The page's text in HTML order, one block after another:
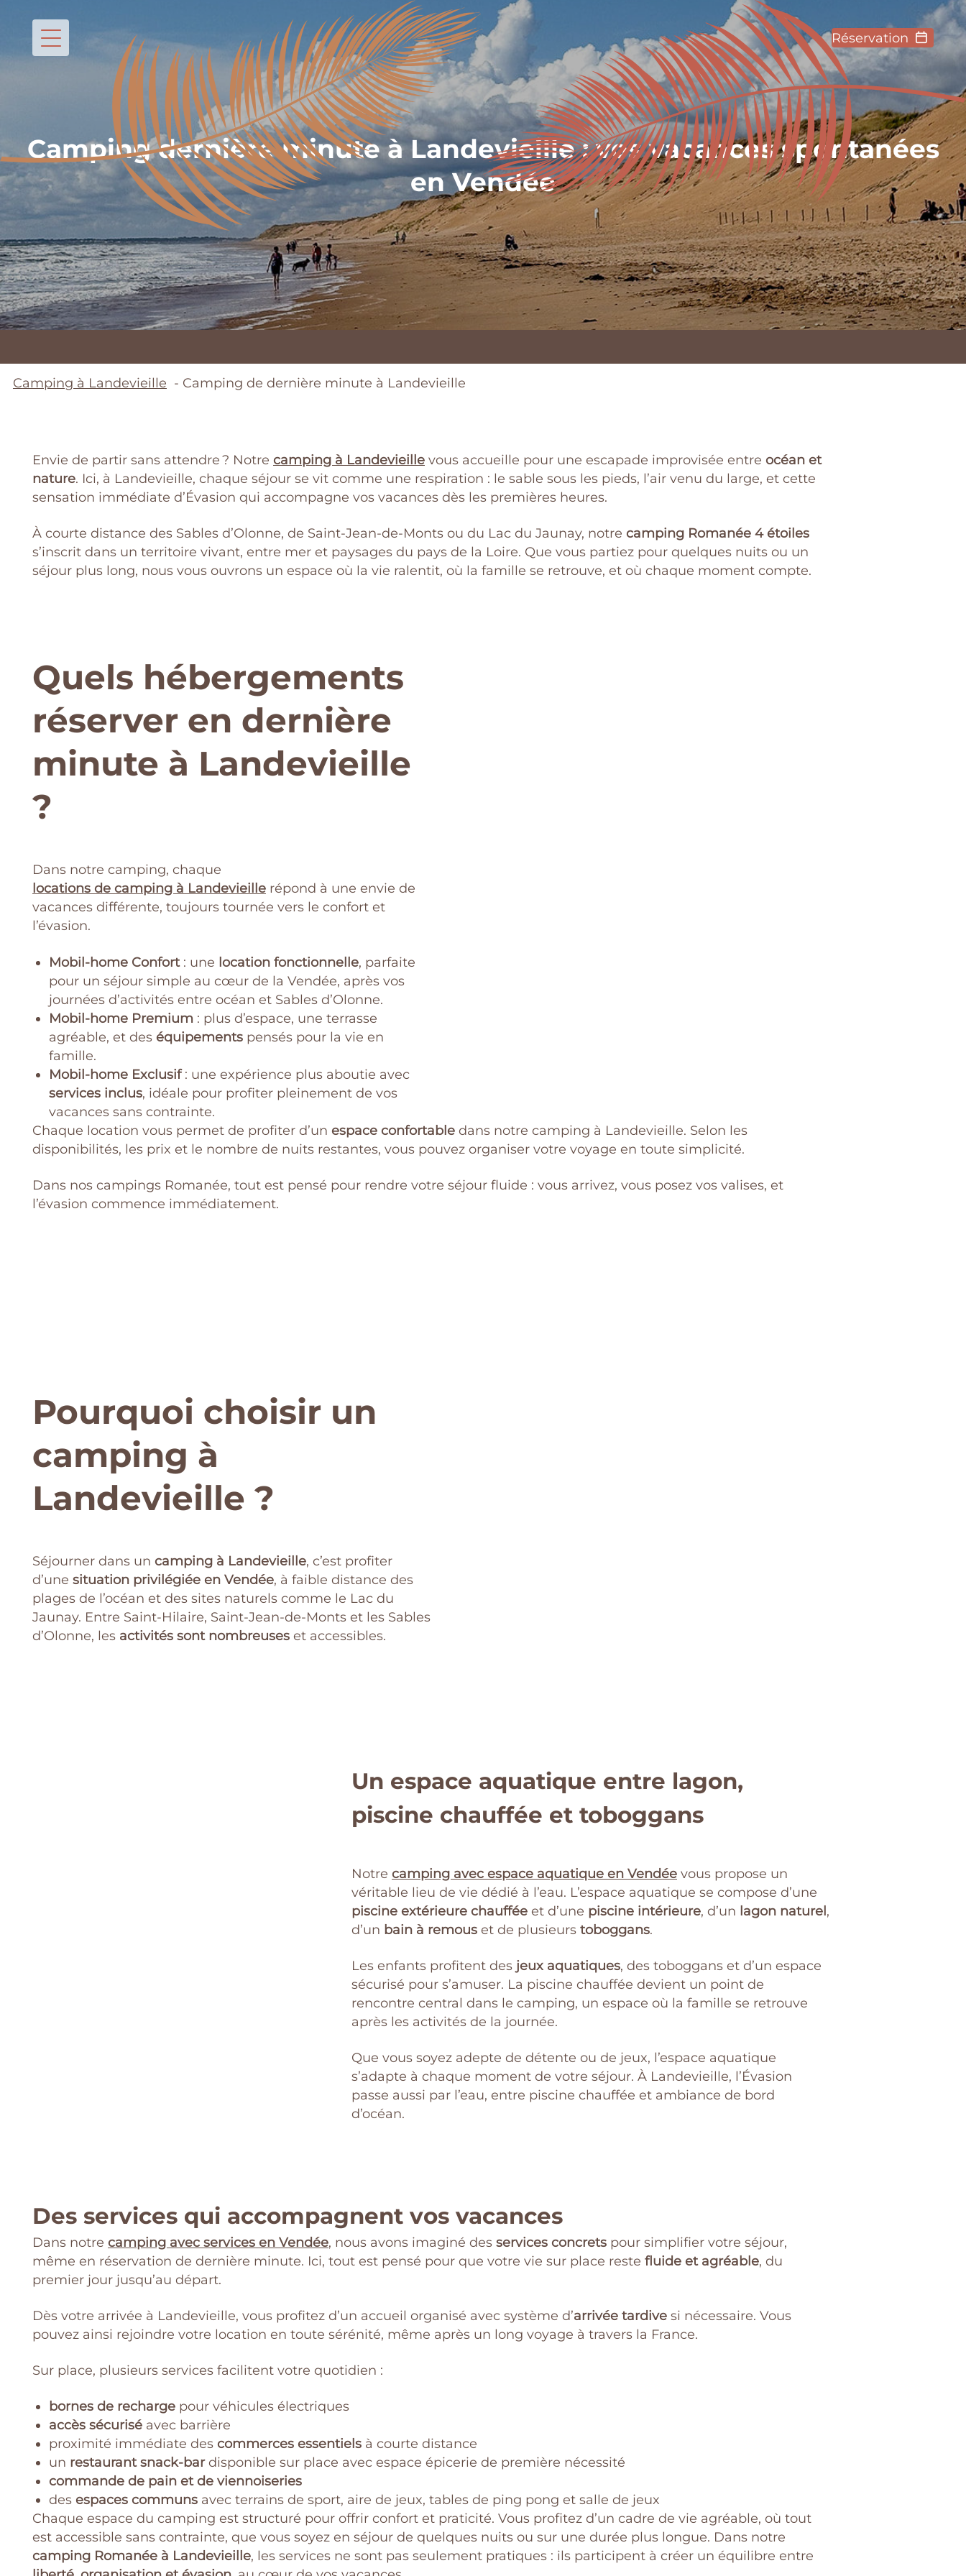
Réservation
Camping dernière minute à Landevieille : vos vacances spontanées
en Vendée
Camping à Landevieille Camping de dernière minute à Landevieille
Envie de partir sans attendre ? Notre camping à Landevieille vous accueille pour une escapade improvisée entre océan et
nature. Ici, à Landevieille, chaque séjour se vit comme une respiration : le sable sous les pieds, l’air venu du large, et cette
sensation immédiate d’Évasion qui accompagne vos vacances dès les premières heures.
À courte distance des Sables d’Olonne, de Saint-Jean-de-Monts ou du Lac du Jaunay, notre camping Romanée 4 étoiles
s’inscrit dans un territoire vivant, entre mer et paysages du pays de la Loire. Que vous partiez pour quelques nuits ou un
séjour plus long, nous vous ouvrons un espace où la vie ralentit, où la famille se retrouve, et où chaque moment compte.
Quels hébergements
réserver en dernière
minute à Landevieille
?
Dans notre camping, chaque
locations de camping à Landevieille répond à une envie de
vacances différente, toujours tournée vers le confort et
l’évasion.
Mobil-home Confort: une location fonctionnelle, parfaite
pour un séjour simple au cœur de la Vendée, après vos
journées d’activités entre océan et Sables d’Olonne.
Mobil-home Premium: plus d’espace, une terrasse
agréable, et des équipements pensés pour la vie en
famille.
Mobil-home Exclusif: une expérience plus aboutie avec
services inclus, idéale pour profiter pleinement de vos
vacances sans contrainte.
Chaque location vous permet de profiter d’un espace confortable dans notre camping à Landevieille. Selon les
disponibilités, les prix et le nombre de nuits restantes, vous pouvez organiser votre voyage en toute simplicité.
Dans nos campings Romanée, tout est pensé pour rendre votre séjour fluide : vous arrivez, vous posez vos valises, et
l’évasion commence immédiatement.
Pourquoi choisir un
camping à
Landevieille ?
Séjourner dans un camping à Landevieille, c’est profiter
d’une situation privilégiée en Vendée, à faible distance des
plages de l’océan et des sites naturels comme le Lac du
Jaunay. Entre Saint-Hilaire, Saint-Jean-de-Monts et les Sables
d’Olonne, les activités sont nombreuses et accessibles.
Un espace aquatique entre lagon,
piscine chauffée et toboggans
Notre camping avec espace aquatique en Vendée vous propose un
véritable lieu de vie dédié à l’eau. L’espace aquatique se compose d’une
piscine extérieure chauffée et d’une piscine intérieure, d’un lagon naturel,
d’un bain à remous et de plusieurs toboggans.
Les enfants profitent des jeux aquatiques, des toboggans et d’un espace
sécurisé pour s’amuser. La piscine chauffée devient un point de
rencontre central dans le camping, un espace où la famille se retrouve
après les activités de la journée.
Que vous soyez adepte de détente ou de jeux, l’espace aquatique
s’adapte à chaque moment de votre séjour. À Landevieille, l’Évasion
passe aussi par l’eau, entre piscine chauffée et ambiance de bord
d’océan.
Des services qui accompagnent vos vacances
Dans notre camping avec services en Vendée, nous avons imaginé des services concrets pour simplifier votre séjour,
même en réservation de dernière minute. Ici, tout est pensé pour que votre vie sur place reste fluide et agréable, du
premier jour jusqu’au départ.
Dès votre arrivée à Landevieille, vous profitez d’un accueil organisé avec système d’arrivée tardive si nécessaire. Vous
pouvez ainsi rejoindre votre location en toute sérénité, même après un long voyage à travers la France.
Sur place, plusieurs services facilitent votre quotidien :
bornes de rechargepour véhicules électriques
accès sécuriséavec barrière
proximité immédiate des commerces essentielsà courte distance
un restaurant snack-bardisponible sur place avec espace épicerie de première nécessité
commande de pain et de viennoiseries
des espaces communsavec terrains de sport, aire de jeux, tables de ping pong et salle de jeux
Chaque espace du camping est structuré pour offrir confort et praticité. Vous profitez d’un cadre de vie agréable, où tout
est accessible sans contrainte, que vous soyez en séjour de quelques nuits ou sur une durée plus longue. Dans notre
camping Romanée à Landevieille, les services ne sont pas seulement pratiques : ils participent à créer un équilibre entre